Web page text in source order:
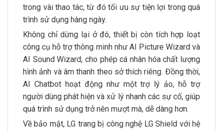
trong vài thao tác, từ đó tối ưu sự tiện lợi trong quá
trình sử dụng hàng ngày.
Không chỉ dừng lại ở đó, thiết bị còn tích hợp loạt
công cụ hỗ trợ thông minh như AI Picture Wizard và
AI Sound Wizard, cho phép cá nhân hóa chất lượng
hình ảnh và âm thanh theo sở thích riêng. Đồng thời,
AI Chatbot hoạt động như một trợ lý ảo, hỗ trợ
người dùng phát hiện và xử lý nhanh các sự cố, giúp
quá trình sử dụng trở nên mượt mà, dễ dàng hơn.
Về bảo mật, LG trang bị công nghệ LG Shield với hệ